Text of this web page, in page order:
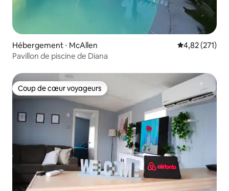
Hébergement ⋅ McAllen Évaluation
4,82 (271)
Pavillon de piscine de Diana
Coup de cœur voyageurs
Coup de cœur voyageurs